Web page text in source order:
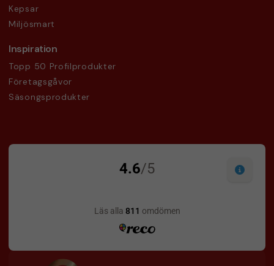
Kepsar
Miljösmart
Inspiration
Topp 50 Profilprodukter
Företagsgåvor
Säsongsprodukter